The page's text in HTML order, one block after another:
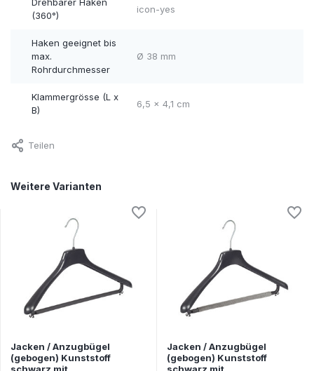
Drehbarer Haken
(360°)
icon-yes
Haken geeignet bis
max.
Rohrdurchmesser
Ø 38 mm
Klammergrösse (L x
B)
6,5 x 4,1 cm
Teilen
Weitere Varianten
Jacken / Anzugbügel
(gebogen) Kunststoff
schwarz mit
Jacken / Anzugbügel
(gebogen) Kunststoff
schwarz mit